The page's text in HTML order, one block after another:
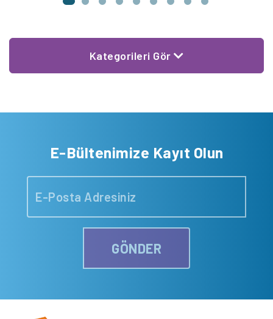
Kategorileri Gör
E-Bültenimize Kayıt Olun
GÖNDER